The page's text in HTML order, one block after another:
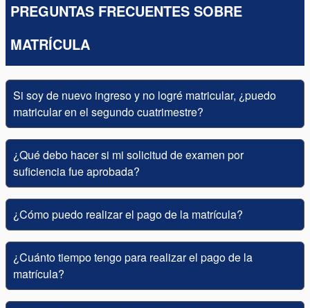
PREGUNTAS FRECUENTES SOBRE
MATRÍCULA
Si soy de nuevo ingreso y no logré matricular, ¿puedo
matricular en el segundo cuatrimestre?
¿Qué debo hacer si mi solicitud de examen por
suficiencia fue aprobada?
¿Cómo puedo realizar el pago de la matrícula?
¿Cuánto tiempo tengo para realizar el pago de la
matrícula?